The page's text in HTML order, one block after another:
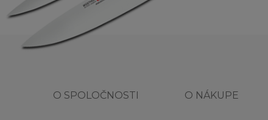
O SPOLOČNOSTI O NÁKUPE